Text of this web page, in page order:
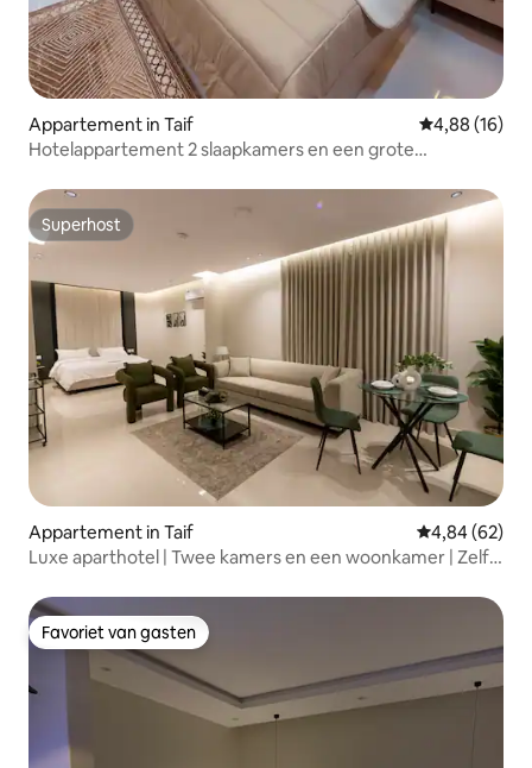
Appartement in Taif Gemiddelde
4,88 (16)
Hotelappartement 2 slaapkamers en een grote
Superhost
Superhost
Appartement in Taif Gemiddelde
4,84 (62)
Luxe aparthotel | Twee kamers en een woonkamer | Zelf
Favoriet van gasten
Favoriet van gasten